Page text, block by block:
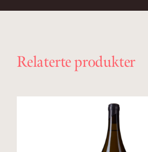
Relaterte produkter